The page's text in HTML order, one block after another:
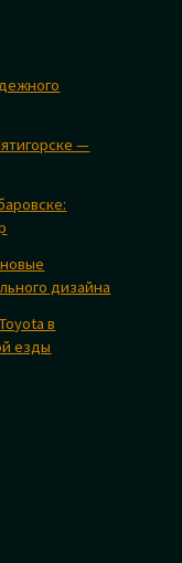
—
дизайна
в
езды